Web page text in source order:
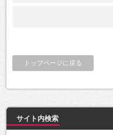
トップページに戻る
サイト内検索